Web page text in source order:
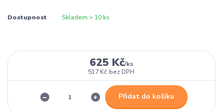
Dostupnost Skladem > 10 ks
625 Kč/ks
517 Kč bez DPH
Přidat do košíku